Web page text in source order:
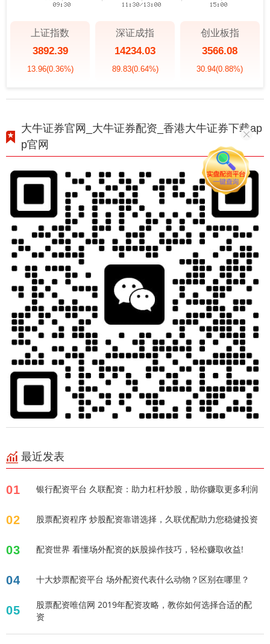
上证指数
3892.39
13.96(0.36%)
深证成指
14234.03
89.83(0.64%)
创业板指
3566.08
30.94(0.88%)
大牛证券官网_大牛证券配资_香港大牛证券下载ap
p官网
最近发表
01 银行配资平台 久联配资：助力杠杆炒股，助你赚取更多利润
02 股票配资程序 炒股配资靠谱选择，久联优配助力您稳健投资
03 配资世界 看懂场外配资的妖股操作技巧，轻松赚取收益!
04 十大炒票配资平台 场外配资代表什么动物？区别在哪里？
05
股票配资唯信网 2019年配资攻略，教你如何选择合适的配
资